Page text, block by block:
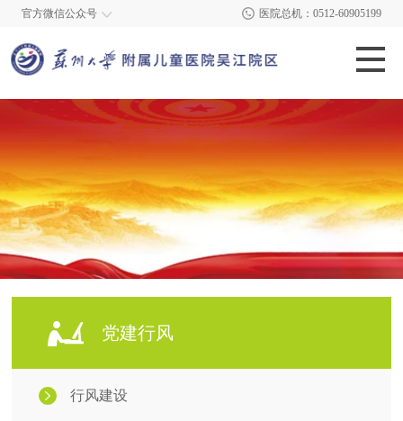
官方微信公众号 医院总机：0512-60905199
党建行风
行风建设